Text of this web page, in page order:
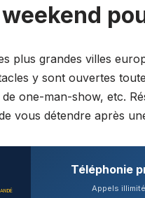
plus grandes villes
y sont ouvertes
de one-man-show, etc.
vous détendre après
Téléphonie
Appels